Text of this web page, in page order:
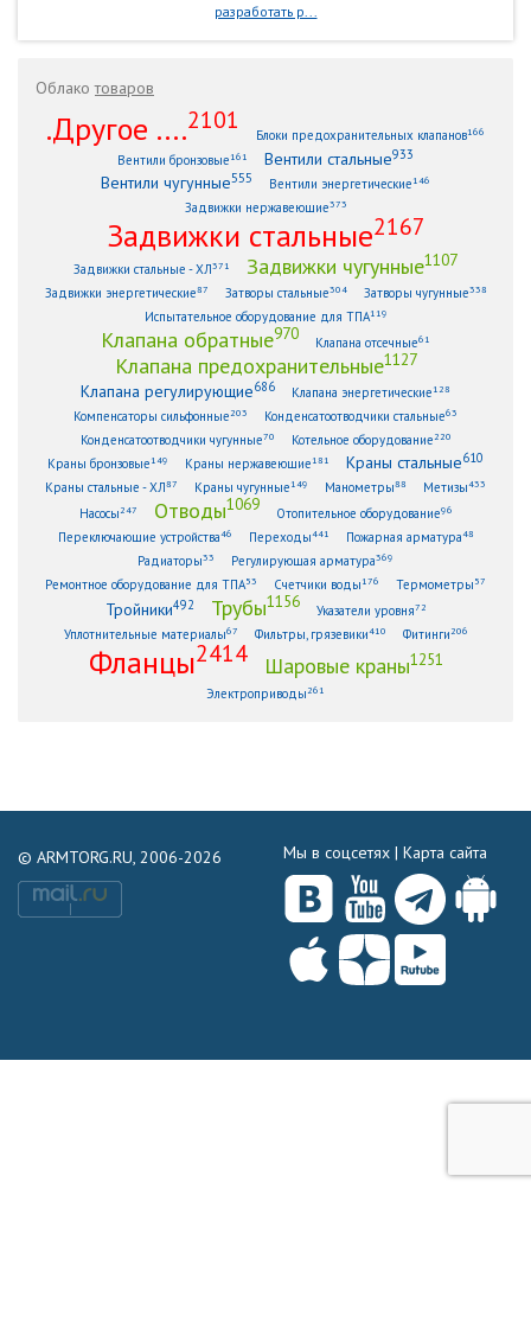
разработать р...
Облакотоваров
.Другое ....2101
Блоки предохранительных клапанов166
Вентили бронзовые161 Вентили стальные933
Вентили чугунные555 Вентили энергетические146
Задвижки нержавеющие373
Задвижки стальные2167
Задвижки стальные - ХЛ371 Задвижки чугунные1107
Задвижки энергетические87 Затворы стальные304 Затворы чугунные338
Испытательное оборудование для ТПА119
Клапана обратные970 Клапана отсечные61
Клапана предохранительные1127
Клапана регулирующие686 Клапана энергетические128
Компенсаторы сильфонные 203 Конденсатоотводчики стальные63
Конденсатоотводчики чугунные70 Котельное оборудование 220
Краны бронзовые149 Краны нержавеющие181 Краны стальные610
Краны стальные - ХЛ87 Краны чугунные149 Манометры88 Метизы433
Насосы 247 Отводы1069 Отопительное оборудование96
Переключающие устройства46 Переходы441 Пожарная арматура48
Радиаторы33 Регулирующая арматура369
Ремонтное оборудование для ТПА53 Счетчики воды176 Термометры 57
Тройники492 Трубы1156 Указатели уровня72
Уплотнительные материалы67 Фильтры, грязевики410 Фитинги 206
Фланцы2414 Шаровые краны1251
Электроприводы 261
© ARMTORG.RU, 2006-2026 Мы в соцсетях | Карта сайта